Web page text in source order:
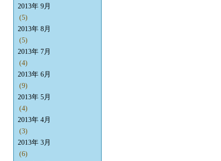
2013年 9月
(5)
2013年 8月
(5)
2013年 7月
(4)
2013年 6月
(9)
2013年 5月
(4)
2013年 4月
(3)
2013年 3月
(6)